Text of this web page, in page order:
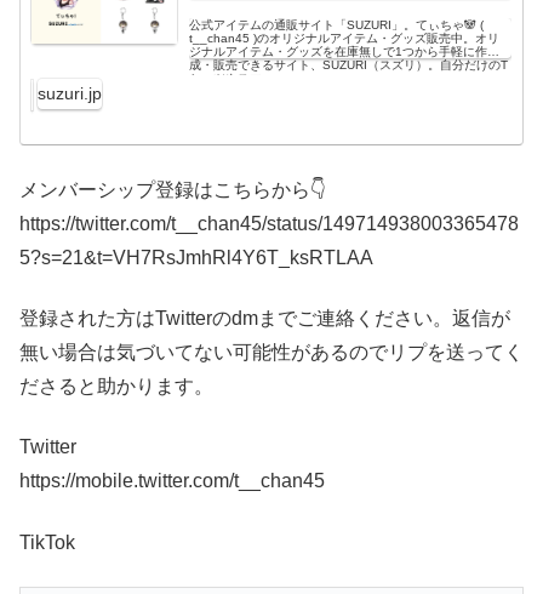
公式アイテムの通販サイト「SUZURI」。てぃちゃ🐼 (
t__chan45 )のオリジナルアイテム・グッズ販売中。オリ
ジナルアイテム・グッズを在庫無しで1つから手軽に作
成・販売できるサイト、SUZURI（スズリ）。自分だけのT
シャツやスマ...
suzuri.jp
メンバーシップ登録はこちらから👇
https://twitter.com/t__chan45/status/149714938003365478
5?s=21&t=VH7RsJmhRl4Y6T_ksRTLAA
登録された方はTwitterのdmまでご連絡ください。返信が
無い場合は気づいてない可能性があるのでリプを送ってく
ださると助かります。
Twitter
https://mobile.twitter.com/t__chan45
TikTok